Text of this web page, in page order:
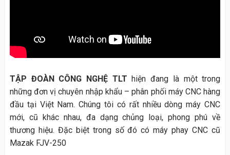
TẬP ĐOÀN CÔNG NGHỆ TLT hiện đang là một trong
những đơn vị chuyên nhập khẩu – phân phối máy CNC hàng
đầu tại Việt Nam. Chúng tôi có rất nhiều dòng máy CNC
mới, cũ khác nhau, đa dạng chủng loại, phong phú về
thương hiệu. Đặc biệt trong số đó có máy phay CNC cũ
Mazak FJV-250